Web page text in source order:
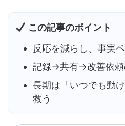
この記事のポイント
反応を減らし、事実
記録→共有→改善依頼
長期は「いつでも動
救う